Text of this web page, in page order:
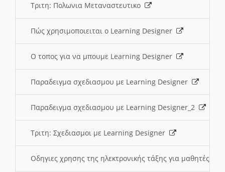
Τριτη: Πολωνια Μεταναστευτικο
Πώς χρησιμοποιειται ο Learning Designer
O τοπος για να μπουμε Learning Designer
Παραδειγμα σχεδιασμου με Learning Designer
Παραδειγμα σχεδιασμου με Learning Designer_2
Τριτη: Σχεδιασμοι με Learning Designer
Οδηγιες χρησης της ηλεκτρονικής τάξης για μαθητές